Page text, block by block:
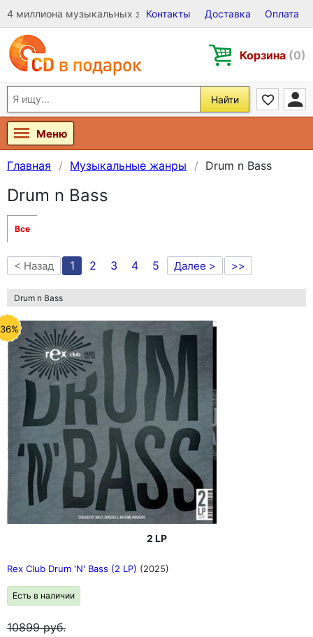
4 миллиона музыкальных записей на Виниле, CD и DVD
Контакты Доставка Оплата
Корзина (0)
Найти
Меню
Главная Музыкальные жанры Drum n Bass
Drum n Bass
Все
< Назад 1 2 3 4 5 Далее > >>
Drum n Bass
2 LP
Rex Club Drum 'N' Bass (2 LP) (2025)
Есть в наличии
10899руб.